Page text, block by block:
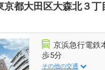
京都大田区大森北３丁
京浜急行電鉄
歩5分
その他の交通